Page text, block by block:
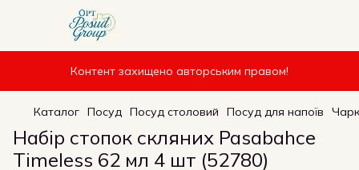
Контент захищено авторським правом!
Каталог Посуд Посуд столовий Посуд для напоїв
Набір стопок скляних Pasabahce
Timeless 62 мл 4 шт (52780)